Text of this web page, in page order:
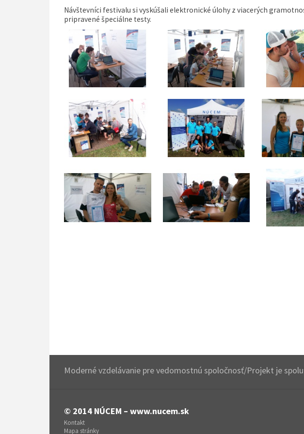
Návštevníci festivalu si vyskúšali elektronické úlohy z viacerých
pripravené špeciálne testy.
Moderné vzdelávanie pre vedomostnú spoločnosť/Projekt je
© 2014 NÚCEM – www.nucem.sk
Kontakt
Mapa stránky